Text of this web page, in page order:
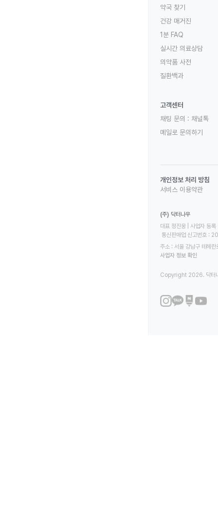
약국 찾기
건강 매거진
1분 FAQ
실시간 의료상담
의약품 사전
질환백과
고객센터
채팅 문의 : 채널톡
메일로 문의하기
개인정보 처리 방침
서비스 이용약관
(주) 닥터나우
대표 정진웅 | 사업자
통신판매업 신고번호
주소 : 서울 강남구 테헤
사업자 정보 확인
Copyright 2026. 닥터